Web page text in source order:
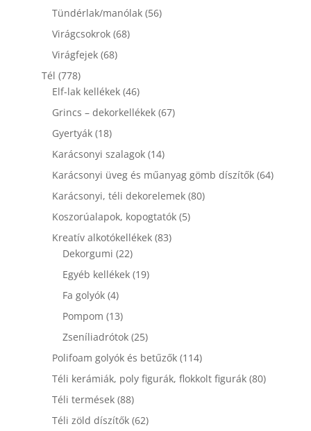
termék
Tündérlak/manólak 5656
Virágcsokrok 6868
Virágfejek 6868
Tél 778778
termék
Elf-lak kellékek 4646
termék
Grincs – dekorkellékek 6767
Gyertyák 1818
termék
Karácsonyi szalagok 1414
Karácsonyi üveg és műanyag gömb díszítők 6464
Karácsonyi, téli dekorelemek 8080
Koszorúalapok, kopogtatók 55
Kreatív alkotókellékek 8383
Dekorgumi 2222
termék
Egyéb kellékek 1919
Fa golyók 44
termék
Pompom 1313
termék
Zseníliadrótok 2525
termék
Polifoam golyók és betűzők 114114
termék
Téli kerámiák, poly figurák, flokkolt figurák 8080
Téli termések 8888
termék
Téli zöld díszítők 6262